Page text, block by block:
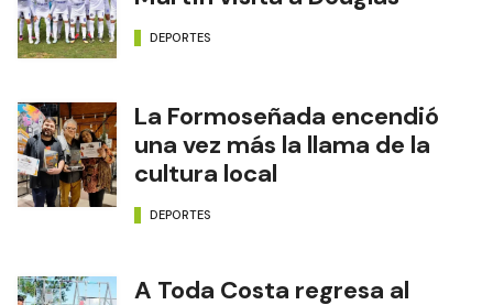
DEPORTES
La Formoseñada encendió
una vez más la llama de la
cultura local
DEPORTES
A Toda Costa regresa al